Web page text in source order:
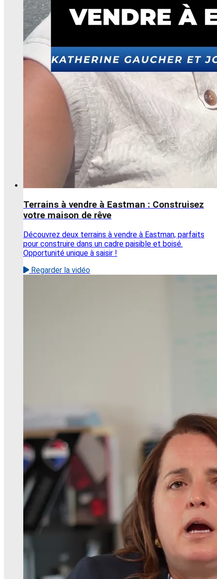
Terrains à vendre à Eastman : Construisez
votre maison de rêve
Découvrez deux terrains à vendre à Eastman, parfaits
pour construire dans un cadre paisible et boisé.
Opportunité unique à saisir !
Regarder la vidéo